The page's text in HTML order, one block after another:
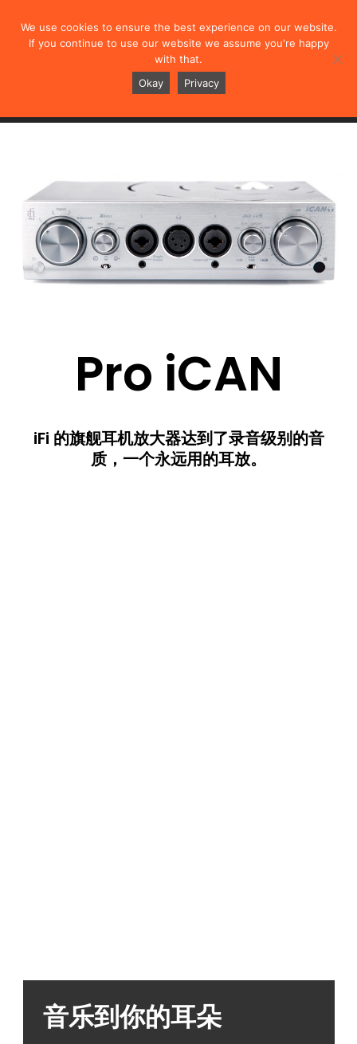
Pro iCAN
Pro iCAN
iFi 的旗舰耳机放大器达到了录音级别的音
质，一个永远用的耳放。
音乐到你的耳朵
We use cookies to ensure the best experience on our website.
If you continue to use our website we assume you're happy
with that.
Okay
Privacy